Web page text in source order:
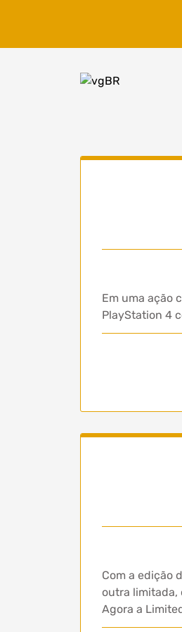
Em uma ação
PlayStation 4
Com a edição
outra limitada,
Agora a